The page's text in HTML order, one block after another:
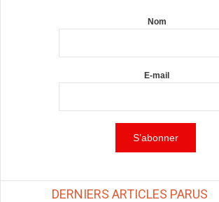
Nom
E-mail
DERNIERS ARTICLES PARUS